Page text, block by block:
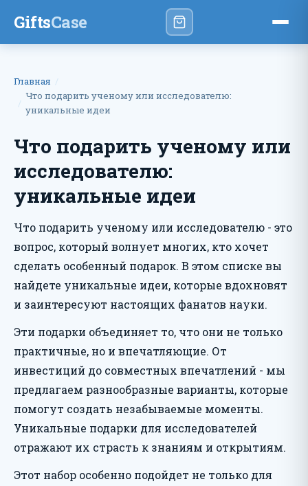
GiftsCase
Главная
Что подарить ученому или исследователю:
уникальные идеи
Что подарить ученому или
исследователю:
уникальные идеи
Что подарить ученому или исследователю - это
вопрос, который волнует многих, кто хочет
сделать особенный подарок. В этом списке вы
найдете уникальные идеи, которые вдохновят
и заинтересуют настоящих фанатов науки.
Эти подарки объединяет то, что они не только
практичные, но и впечатляющие. От
инвестиций до совместных впечатлений - мы
предлагаем разнообразные варианты, которые
помогут создать незабываемые моменты.
Уникальные подарки для исследователей
отражают их страсть к знаниям и открытиям.
Этот набор особенно подойдет не только для